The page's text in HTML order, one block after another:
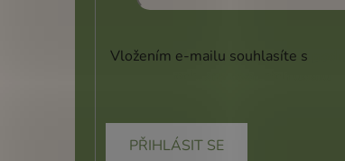
Vložením e-mailu souhlasíte s
PŘIHLÁSIT SE